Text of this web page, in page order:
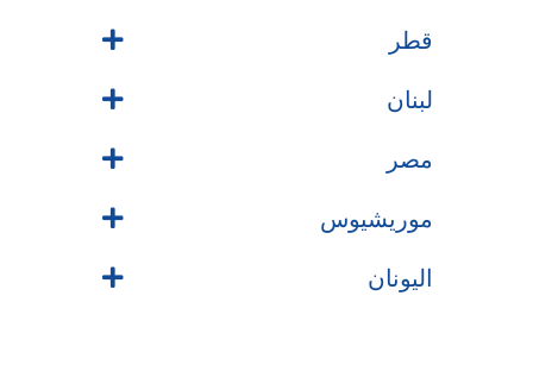
قطر
لبنان
مصر
موريشيوس
اليونان